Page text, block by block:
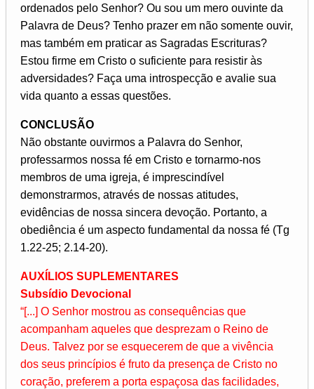
ordenados pelo Senhor? Ou sou um mero ouvinte da
Palavra de Deus? Tenho prazer em não somente ouvir,
mas também em praticar as Sagradas Escrituras?
Estou firme em Cristo o suficiente para resistir às
adversidades? Faça uma introspecção e avalie sua
vida quanto a essas questões.
CONCLUSÃO
Não obstante ouvirmos a Palavra do Senhor,
professarmos nossa fé em Cristo e tornarmo-nos
membros de uma igreja, é imprescindível
demonstrarmos, através de nossas atitudes,
evidências de nossa sincera devoção. Portanto, a
obediência é um aspecto fundamental da nossa fé (Tg
1.22-25; 2.14-20).
AUXÍLIOS SUPLEMENTARES
Subsídio Devocional
“[...] O Senhor mostrou as consequências que
acompanham aqueles que desprezam o Reino de
Deus. Talvez por se esquecerem de que a vivência
dos seus princípios é fruto da presença de Cristo no
coração, preferem a porta espaçosa das facilidades,